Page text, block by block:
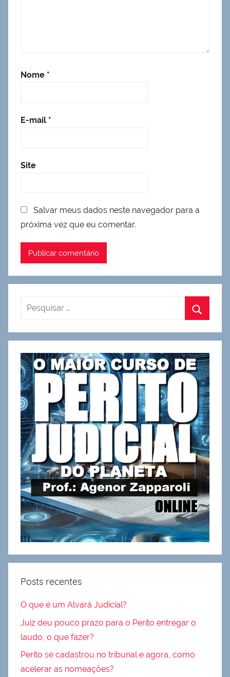
Nome *
E-mail *
Site
Salvar meus dados neste navegador para a
próxima vez que eu comentar.
Posts recentes
O que é um Alvará Judicial?
Juiz deu pouco prazo para o Perito entregar o
laudo, o que fazer?
Perito se cadastrou no tribunal e agora, como
acelerar as nomeações?